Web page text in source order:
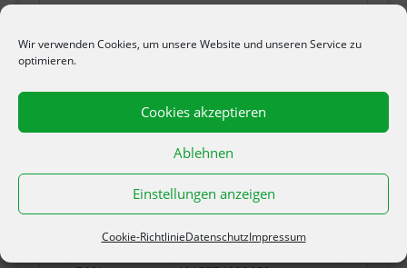
Wir verwenden Cookies, um unsere Website und unseren Service zu
optimieren.
Cookies akzeptieren
Ablehnen
Einstellungen anzeigen
Cookie-RichtlinieDatenschutzImpressum
HINWEIS
haben Vorrang.
Zusätzliche Informationen
Art.-Nr. 9092